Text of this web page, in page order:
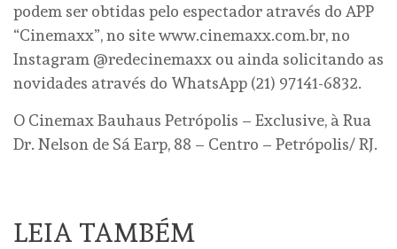
podem ser obtidas pelo espectador através do APP
“Cinemaxx”, no site www.cinemaxx.com.br, no
Instagram @redecinemaxx ou ainda solicitando as
novidades através do WhatsApp (21) 97141-6832.
O Cinemax Bauhaus Petrópolis – Exclusive, à Rua
Dr. Nelson de Sá Earp, 88 – Centro – Petrópolis/ RJ.
LEIA TAMBÉM